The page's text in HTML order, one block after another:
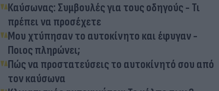
Καύσωνας: Συμβουλές για τους οδηγούς - Τι
πρέπει να προσέχετε
Μου χτύπησαν το αυτοκίνητο και έφυγαν -
Ποιος πληρώνει;
Πώς να προστατεύσεις το αυτοκίνητό σου από
τον καύσωνα